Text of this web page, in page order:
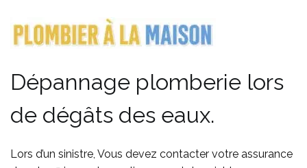
Dépannage plomberie lors
de dégâts des eaux.
Lors d’un sinistre, Vous devez contacter votre assurance